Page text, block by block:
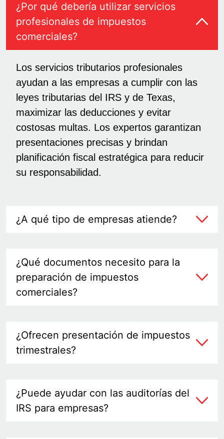
¿Por qué debería utilizar servicios
profesionales de impuestos
comerciales?
Los servicios tributarios profesionales
ayudan a las empresas a cumplir con las
leyes tributarias del IRS y de Texas,
maximizar las deducciones y evitar
costosas multas. Los expertos garantizan
presentaciones precisas y brindan
planificación fiscal estratégica para reducir
su responsabilidad.
¿A qué tipo de empresas atiende?
¿Qué documentos necesito para la
preparación de impuestos
comerciales?
¿Ofrecen presentación de impuestos
trimestrales?
¿Puede ayudar con las auditorías del
IRS para empresas?